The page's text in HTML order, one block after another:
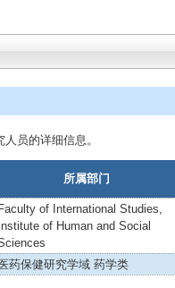
员的详细信息。
所属部门
Faculty of International Studies,
Institute of Human and Social
药保健研究学域 药学类